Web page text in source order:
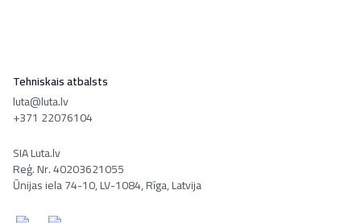
Tehniskais atbalsts
luta@luta.lv
+371 22076104
SIA Luta.lv
Reģ. Nr. 40203621055
Ūnijas iela 74-10, LV-1084, Rīga, Latvija